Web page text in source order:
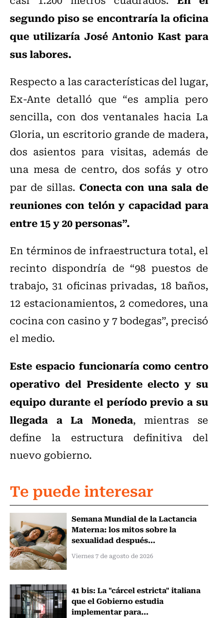
segundo piso se encontraría la oficina
que utilizaría José Antonio Kast para
sus labores.
Respecto a las características del lugar,
Ex-Ante detalló que “es amplia pero
sencilla, con dos ventanales hacia La
Gloria, un escritorio grande de madera,
dos asientos para visitas, además de
una mesa de centro, dos sofás y otro
par de sillas. Conecta con una sala de
reuniones con telón y capacidad para
entre 15 y 20 personas”.
En términos de infraestructura total, el
recinto dispondría de “98 puestos de
trabajo, 31 oficinas privadas, 18 baños,
12 estacionamientos, 2 comedores, una
cocina con casino y 7 bodegas”, precisó
el medio.
Este espacio funcionaría como centro
operativo del Presidente electo y su
equipo durante el período previo a su
llegada a La Moneda, mientras se
define la estructura definitiva del
nuevo gobierno.
Te puede interesar
Semana Mundial de la Lactancia
Materna: los mitos sobre la
sexualidad después...
Viernes 7 de agosto de 2026
41 bis: La "cárcel estricta" italiana
que el Gobierno estudia
implementar para...